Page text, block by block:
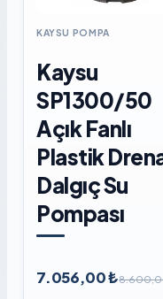
KAYSU POMPA
Kaysu
SP1300/50
Açık Fanlı
Plastik
Dalgıç Su
Pompası
7.056,00 ₺